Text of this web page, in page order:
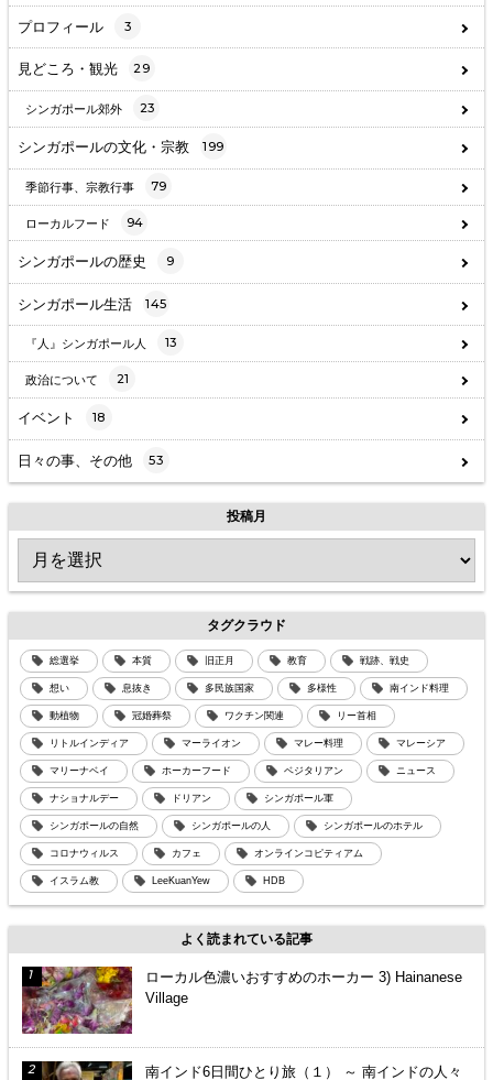
プロフィール 3
見どころ・観光 29
シンガポール郊外 23
シンガポールの文化・宗教 199
季節行事、宗教行事 79
ローカルフード 94
シンガポールの歴史 9
シンガポール生活 145
『人』シンガポール人 13
政治について 21
イベント 18
日々の事、その他 53
投稿月
タグクラウド
総選挙 本質 旧正月 教育 戦跡、戦史
想い 息抜き 多民族国家 多様性 南インド料理
動植物 冠婚葬祭 ワクチン関連 リー首相
リトルインディア マーライオン マレー料理 マレーシア
マリーナベイ ホーカーフード ベジタリアン ニュース
ナショナルデー ドリアン シンガポール軍
シンガポールの自然 シンガポールの人 シンガポールのホテル
コロナウィルス カフェ オンラインコピティアム
イスラム教 LeeKuanYew HDB
よく読まれている記事
ローカル色濃いおすすめのホーカー 3) Hainanese
Village
南インド6日間ひとり旅（１） ～ 南インドの人々